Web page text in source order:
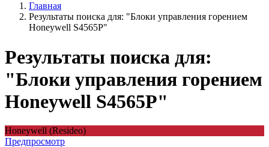
Главная
Результаты поиска для: "Блоки управления горением
Honeywell S4565P"
Результаты поиска для:
"Блоки управления горением
Honeywell S4565P"
Honeywell (Resideo)
Предпросмотр